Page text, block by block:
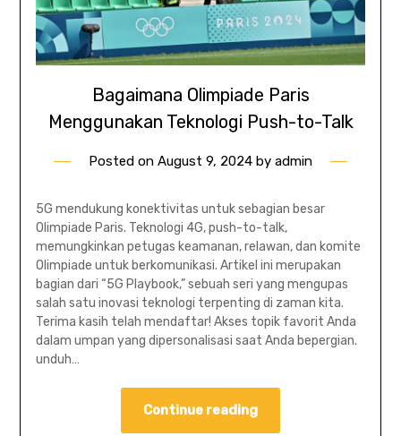
Bagaimana Olimpiade Paris
Menggunakan Teknologi Push-to-Talk
Posted on August 9, 2024 by admin
5G mendukung konektivitas untuk sebagian besar
Olimpiade Paris. Teknologi 4G, push-to-talk,
memungkinkan petugas keamanan, relawan, dan komite
Olimpiade untuk berkomunikasi. Artikel ini merupakan
bagian dari “5G Playbook,” sebuah seri yang mengupas
salah satu inovasi teknologi terpenting di zaman kita.
Terima kasih telah mendaftar! Akses topik favorit Anda
dalam umpan yang dipersonalisasi saat Anda bepergian.
unduh…
Continue reading